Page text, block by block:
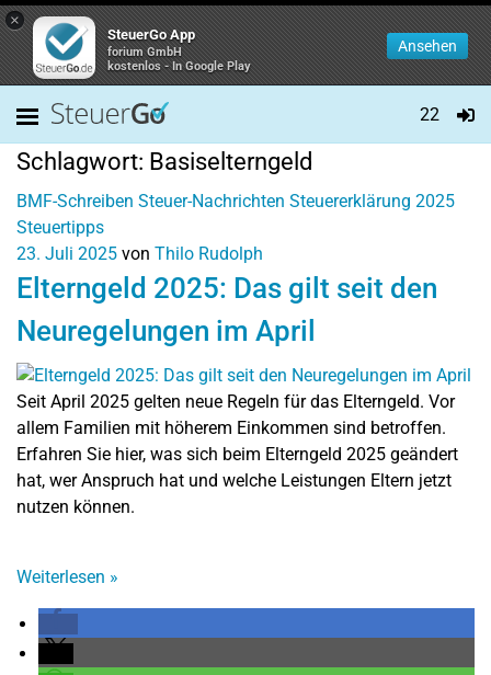
×
SteuerGo App
forium GmbH
kostenlos - In Google Play
Ansehen
22
Schlagwort: Basiselterngeld
BMF-Schreiben Steuer-Nachrichten Steuererklärung 2025
Steuertipps
23. Juli 2025 von Thilo Rudolph
Elterngeld 2025: Das gilt seit den
Neuregelungen im April
Seit April 2025 gelten neue Regeln für das Elterngeld. Vor
allem Familien mit höherem Einkommen sind betroffen.
Erfahren Sie hier, was sich beim Elterngeld 2025 geändert
hat, wer Anspruch hat und welche Leistungen Eltern jetzt
nutzen können.
Weiterlesen »